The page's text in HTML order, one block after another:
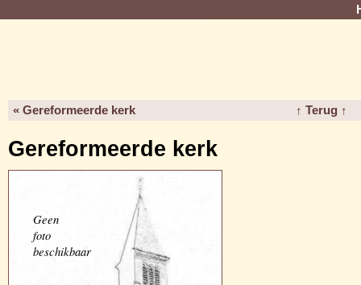
« Gereformeerde kerk ↑ Terug ↑
Gereformeerde kerk
Geen
foto
beschikbaar